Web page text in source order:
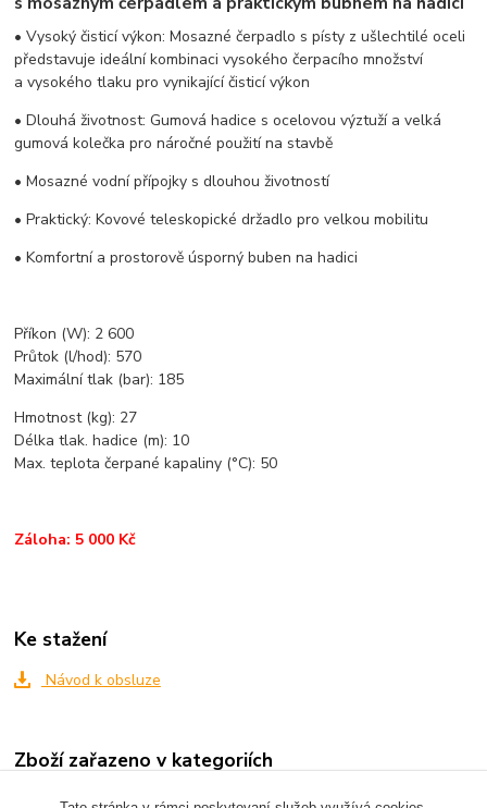
• Vysoký čisticí výkon: Mosazné čerpadlo s písty z ušlechtilé oceli
představuje ideální kombinaci vysokého čerpacího množství
a vysokého tlaku pro vynikající čisticí výkon
• Dlouhá životnost: Gumová hadice s ocelovou výztuží a velká
gumová kolečka pro náročné použití na stavbě
• Mosazné vodní přípojky s dlouhou životností
• Praktický: Kovové teleskopické držadlo pro velkou mobilitu
• Komfortní a prostorově úsporný buben na hadici
Příkon (W): 2 600
Průtok (l/hod): 570
Maximální tlak (bar): 185
Hmotnost (kg): 27
Délka tlak. hadice (m): 10
Max. teplota čerpané kapaliny (°C): 50
Záloha: 5 000 Kč
Ke stažení
Návod k obsluze
Zboží zařazeno v kategoriích
ČERPADLA - VYSAVAČE - VYSOKOTLAKÉ ČISTIČE